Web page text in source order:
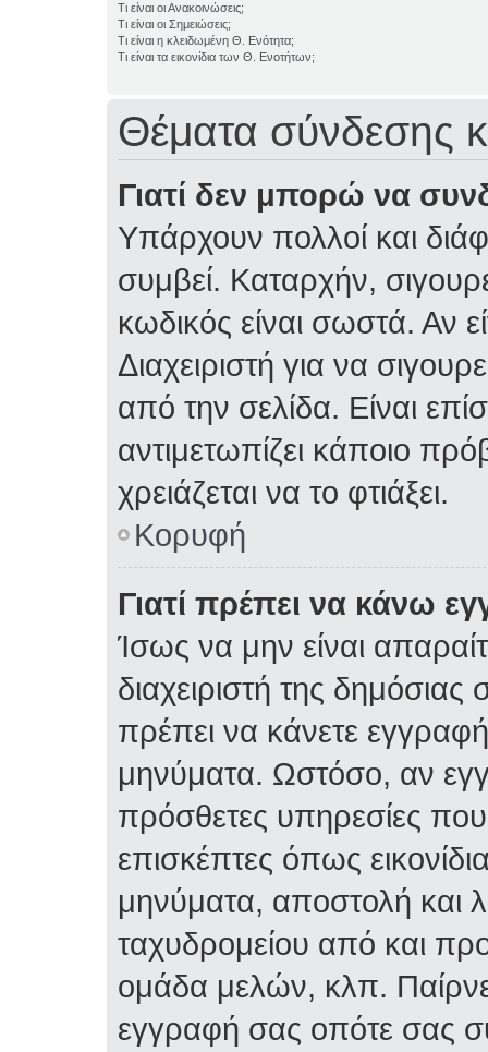
Τι είναι οι Ανακοινώσεις;
Τι είναι οι Σημειώσεις;
Τι είναι η κλειδωμένη Θ. Ενότητα;
Τι είναι τα εικονίδια των Θ. Ενοτήτων;
Θέματα σύνδεσης
Γιατί δεν μπορώ να
Υπάρχουν πολλοί και
συμβεί. Καταρχήν,
κωδικός είναι σωστά. Αν
Διαχειριστή για να
από την σελίδα. Είναι
αντιμετωπίζει κάποιο
χρειάζεται να το φτιάξει.
Κορυφή
Γιατί πρέπει να κάνω
Ίσως να μην είναι
διαχειριστή της δημόσιας
πρέπει να κάνετε
μηνύματα. Ωστόσο, αν
πρόσθετες υπηρεσίες που
επισκέπτες όπως
μηνύματα, αποστολή και
ταχυδρομείου από και
ομάδα μελών, κλπ.
εγγραφή σας οπότε σας